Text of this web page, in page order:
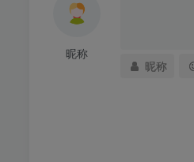
昵称
昵称